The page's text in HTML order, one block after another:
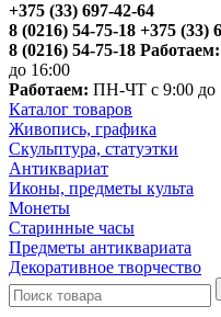
+375 (33) 697-42-64
8 (0216) 54-75-18 +375 (33)
8 (0216) 54-75-18 Работаем:
до 16:00
Работаем: ПН-ЧТ с 9:00 до
Каталог товаров
Живопись, графика
Скульптура, статуэтки
Антиквариат
Иконы, предметы культа
Монеты
Старинные часы
Предметы антиквариата
Декоративное творчество